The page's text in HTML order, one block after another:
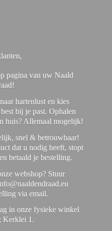
pagina van uw Naald
hartenlust en kies
bij je past. Ophalen
huis? Allemaal mogelijk!
snel & betrouwbaar!
dat u nodig heeft, stopt
betaald je bestelling.
webshop? Stuur
via email.
in onze fysieke winkel
Kerklei 1.